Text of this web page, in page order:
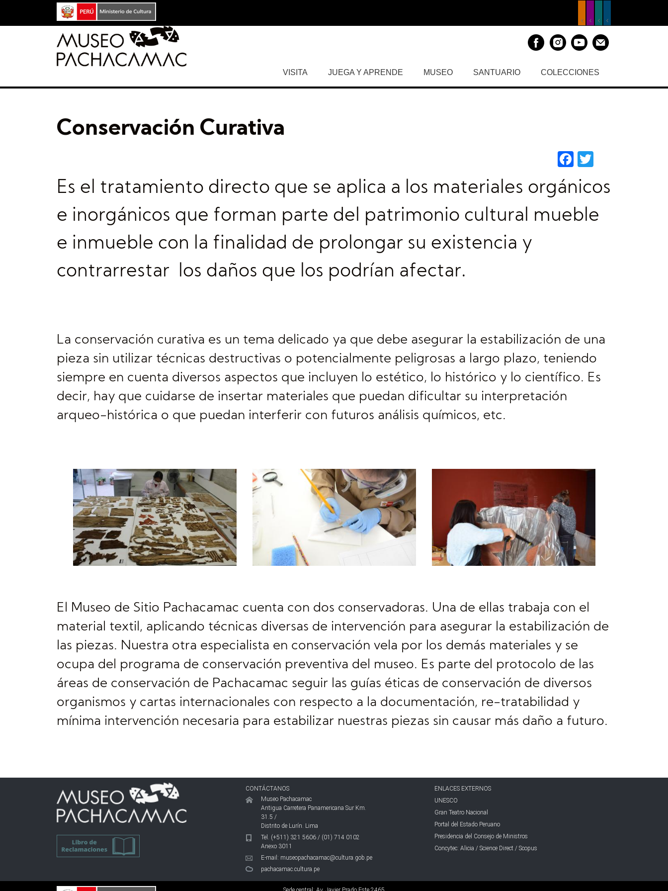
VISITA JUEGA Y APRENDE MUSEO SANTUARIO COLECCIONES
Conservación Curativa
Facebook
Es el tratamiento directo que se aplica a los materiales orgánicos
e inorgánicos que forman parte del patrimonio cultural mueble
e inmueble con la finalidad de prolongar su existencia y
contrarrestar los daños que los podrían afectar.
La conservación curativa es un tema delicado ya que debe asegurar la estabilización de una
pieza sin utilizar técnicas destructivas o potencialmente peligrosas a largo plazo, teniendo
siempre en cuenta diversos aspectos que incluyen lo estético, lo histórico y lo científico. Es
decir, hay que cuidarse de insertar materiales que puedan dificultar su interpretación
arqueo-histórica o que puedan interferir con futuros análisis químicos, etc.
El Museo de Sitio Pachacamac cuenta con dos conservadoras. Una de ellas trabaja con el
material textil, aplicando técnicas diversas de intervención para asegurar la estabilización de
las piezas. Nuestra otra especialista en conservación vela por los demás materiales y se
ocupa del programa de conservación preventiva del museo. Es parte del protocolo de las
áreas de conservación de Pachacamac seguir las guías éticas de conservación de diversos
organismos y cartas internacionales con respecto a la documentación, re-tratabilidad y
mínima intervención necesaria para estabilizar nuestras piezas sin causar más daño a futuro.
CONTÁCTANOS
Museo Pachacamac
Antigua Carretera Panamericana Sur Km.
31.5 /
Distrito de Lurín. Lima
Tel. (+511) 321 5606 / (01) 714 0102
Anexo 3011
E-mail: museopachacamac@cultura.gob.pe
pachacamac.cultura.pe
ENLACES EXTERNOS
UNESCO
Gran Teatro Nacional
Portal del Estado Peruano
Presidencia del Consejo de Ministros
Concytec: Alicia / Science Direct / Scopus